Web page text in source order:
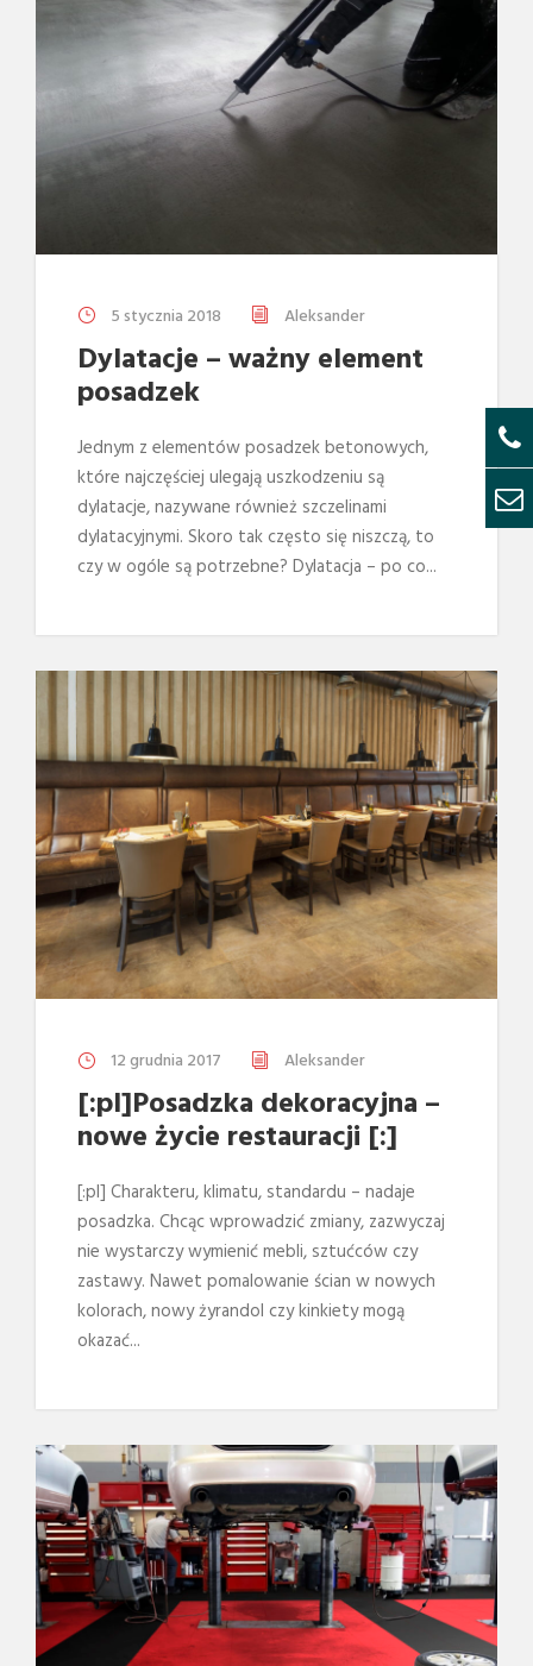
5 stycznia 2018 Aleksander
Dylatacje – ważny element
posadzek
Jednym z elementów posadzek betonowych,
które najczęściej ulegają uszkodzeniu są
dylatacje, nazywane również szczelinami
dylatacyjnymi. Skoro tak często się niszczą, to
czy w ogóle są potrzebne? Dylatacja – po co...
12 grudnia 2017 Aleksander
[:pl]Posadzka dekoracyjna –
nowe życie restauracji [:]
[:pl] Charakteru, klimatu, standardu – nadaje
posadzka. Chcąc wprowadzić zmiany, zazwyczaj
nie wystarczy wymienić mebli, sztućców czy
zastawy. Nawet pomalowanie ścian w nowych
kolorach, nowy żyrandol czy kinkiety mogą
okazać...